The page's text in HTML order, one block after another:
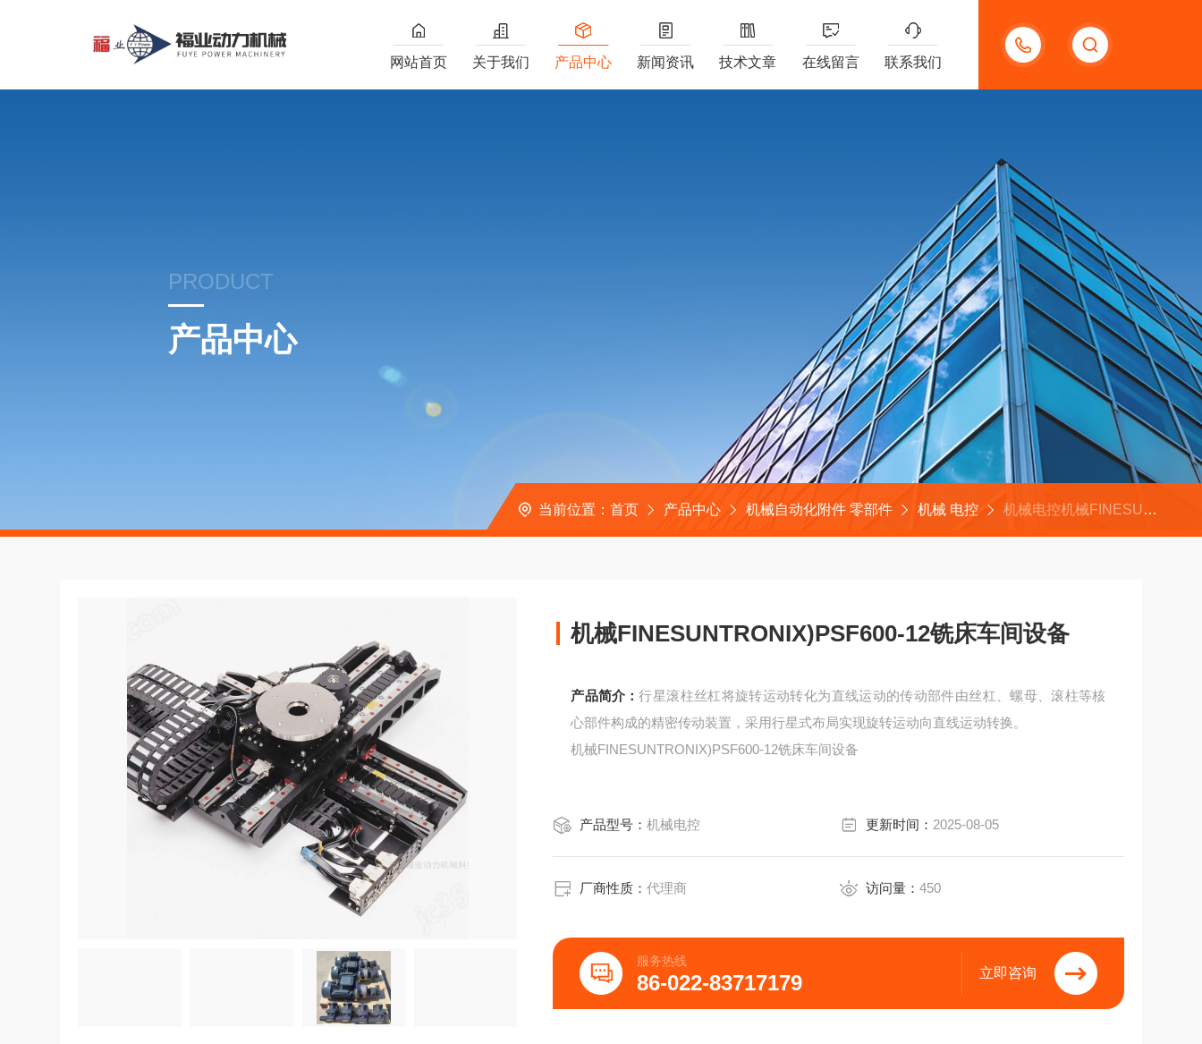
13132097161
网站首页 关于我们 产品中心 新闻资讯 技术文章 在线留言 联系我们
PRODUCT
产品中心
当前位置： 首页 产品中心 机械自动化附件 零部件 机械 电控 机械电控机械FINESUNTRONIX)PSF600-12铣床车间设备
机械FINESUNTRONIX)PSF600-12铣床车间设备
产品简介：行星滚柱丝杠将旋转运动转化为直线运动的传动部件由丝杠、螺母、滚柱等核
心部件构成的精密传动装置，采用行星式布局实现旋转运动向直线运动转换。
机械FINESUNTRONIX)PSF600-12铣床车间设备
产品型号：机械电控 更新时间： 2025-08-05
厂商性质：代理商 访问量： 450
服务热线
86-022-83717179 立即咨询